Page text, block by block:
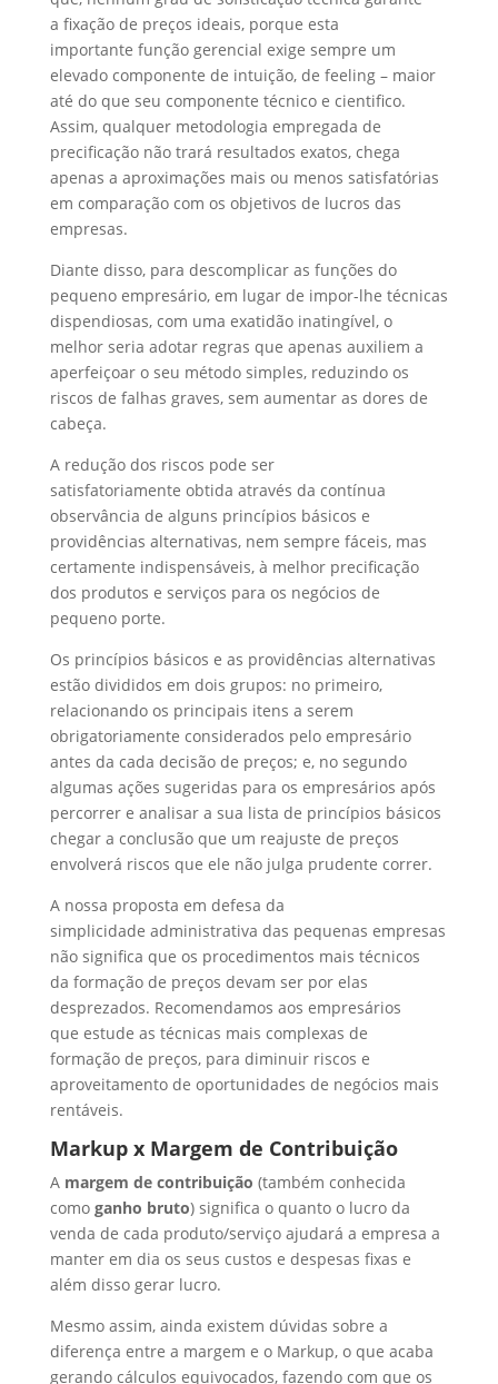
a fixação de preços ideais, porque esta
importante função gerencial exige sempre um
elevado componente de intuição, de feeling – maior
até do que seu componente técnico e cientifico.
Assim, qualquer metodologia empregada de
precificação não trará resultados exatos, chega
apenas a aproximações mais ou menos satisfatórias
em comparação com os objetivos de lucros das
empresas.
Diante disso, para descomplicar as funções do
pequeno empresário, em lugar de impor-lhe técnicas
dispendiosas, com uma exatidão inatingível, o
melhor seria adotar regras que apenas auxiliem a
aperfeiçoar o seu método simples, reduzindo os
riscos de falhas graves, sem aumentar as dores de
cabeça.
A redução dos riscos pode ser
satisfatoriamente obtida através da contínua
observância de alguns princípios básicos e
providências alternativas, nem sempre fáceis, mas
certamente indispensáveis, à melhor precificação
dos produtos e serviços para os negócios de
pequeno porte.
Os princípios básicos e as providências alternativas
estão divididos em dois grupos: no primeiro,
relacionando os principais itens a serem
obrigatoriamente considerados pelo empresário
antes da cada decisão de preços; e, no segundo
algumas ações sugeridas para os empresários após
percorrer e analisar a sua lista de princípios básicos
chegar a conclusão que um reajuste de preços
envolverá riscos que ele não julga prudente correr.
A nossa proposta em defesa da
simplicidade administrativa das pequenas empresas
não significa que os procedimentos mais técnicos
da formação de preços devam ser por elas
desprezados. Recomendamos aos empresários
que estude as técnicas mais complexas de
formação de preços, para diminuir riscos e
aproveitamento de oportunidades de negócios mais
rentáveis.
Markup x Margem de Contribuição
A margem de contribuição (também conhecida
como ganho bruto) significa o quanto o lucro da
venda de cada produto/serviço ajudará a empresa a
manter em dia os seus custos e despesas fixas e
além disso gerar lucro.
Mesmo assim, ainda existem dúvidas sobre a
diferença entre a margem e o Markup, o que acaba
gerando cálculos equivocados, fazendo com que os